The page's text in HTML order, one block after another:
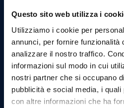
Questo sito web utilizza i
Utilizziamo i cookie per
annunci, per fornire funzionalità
analizzare il nostro traffico.
informazioni sul modo in cui
nostri partner che si occupano
pubblicità e social media, i
con altre informazioni che ha